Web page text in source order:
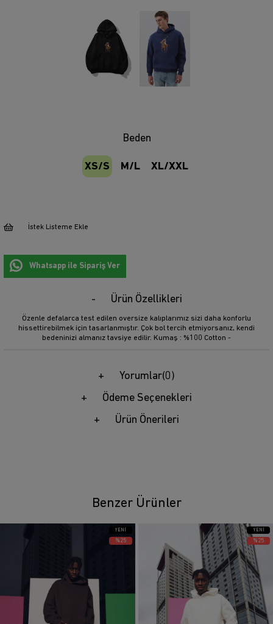
Beden
XS/S M/L XL/XXL
İstek Listeme Ekle
Whatsapp ile Sipariş Ver
Ürün Özellikleri
Özenle defalarca test edilen oversize kalıplarımız sizi daha konforlu
hissettirebilmek için tasarlanmıştır. Çok bol tercih etmiyorsanız, kendi
bedeninizi almanız tavsiye edilir. Kumaş : %100 Cotton -
Yorumlar(0)
Ödeme Seçenekleri
Ürün Önerileri
Benzer Ürünler
YENI
ÜRÜN
%25
YENI
ÜRÜN
%25